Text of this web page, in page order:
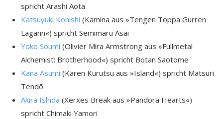
spricht Arashi Aota
Katsuyuki Konishi (Kamina aus »Tengen Toppa Gurren
Lagann«) spricht Semimaru Asai
Yoko Soumi (Olivier Mira Armstrong aus »Fullmetal
Alchemist: Brotherhood«) spricht Botan Saotome
Kana Asumi (Karen Kurutsu aus »Island«) spricht Matsuri
Tendō
Akira Ishida (Xerxes Break aus »Pandora Hearts«)
spricht Chimaki Yamori